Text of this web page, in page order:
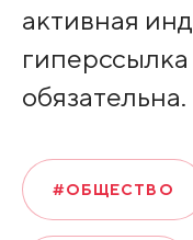
активная
гиперссылка
обязательна.
#ОБЩЕСТВО